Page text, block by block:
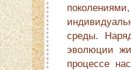
среды.
эволюции
процессе